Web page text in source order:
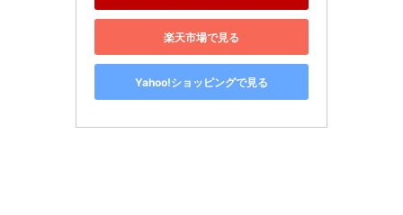
楽天市場で見る
Yahoo!ショッピングで見る